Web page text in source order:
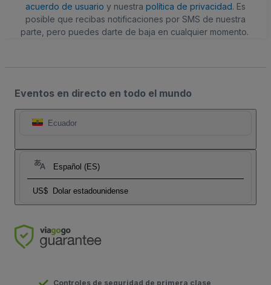
acuerdo de usuario y nuestra política de privacidad. Es
posible que recibas notificaciones por SMS de nuestra
parte, pero puedes darte de baja en cualquier momento.
Eventos en directo en todo el mundo
Ecuador
Español (ES)
US$ Dolar estadounidense
Controles de seguridad de primera clase